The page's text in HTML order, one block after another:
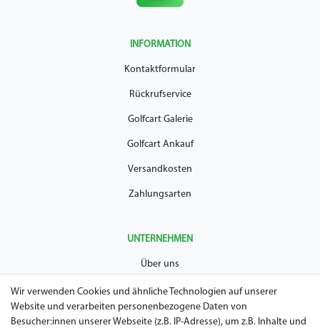
INFORMATION
Kontaktformular
Rückrufservice
Golfcart Galerie
Golfcart Ankauf
Versandkosten
Zahlungsarten
UNTERNEHMEN
Über uns
AGB
Datenschutz
Wir verwenden Cookies und ähnliche Technologien auf unserer
Website und verarbeiten personenbezogene Daten von
Besucher:innen unserer Webseite (z.B. IP-Adresse), um z.B. Inhalte und